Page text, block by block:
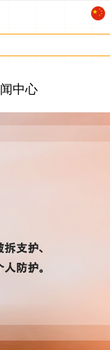
中心